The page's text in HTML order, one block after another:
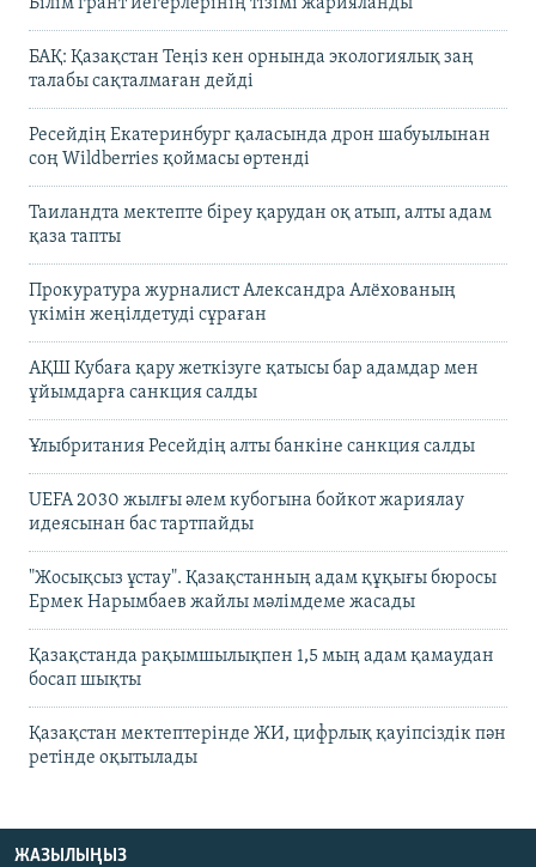
БАҚ: Қазақстан Теңіз кен орнында экологиялық заң
талабы сақталмаған дейді
Ресейдің Екатеринбург қаласында дрон шабуылынан
соң Wildberries қоймасы өртенді
Таиландта мектепте біреу қарудан оқ атып, алты адам
қаза тапты
Прокуратура журналист Александра Алёхованың
үкімін жеңілдетуді сұраған
АҚШ Кубаға қару жеткізуге қатысы бар адамдар мен
ұйымдарға санкция салды
Ұлыбритания Ресейдің алты банкіне санкция салды
UEFA 2030 жылғы әлем кубогына бойкот жариялау
идеясынан бас тартпайды
"Жосықсыз ұстау". Қазақстанның адам құқығы бюросы
Ермек Нарымбаев жайлы мәлімдеме жасады
Қазақстанда рақымшылықпен 1,5 мың адам қамаудан
босап шықты
Қазақстан мектептерінде ЖИ, цифрлық қауіпсіздік пән
ретінде оқытылады
ЖАЗЫЛЫҢЫЗ